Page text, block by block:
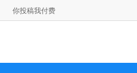
你投稿我付费